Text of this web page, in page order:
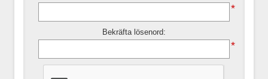
*
Bekräfta lösenord:
*